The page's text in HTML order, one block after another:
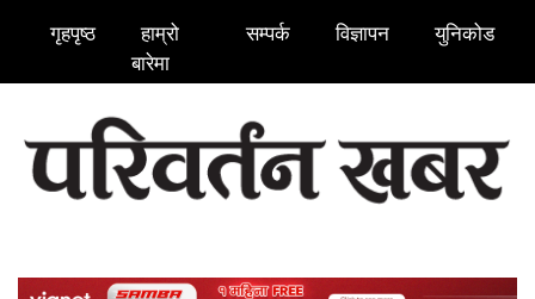
गृहपृष्ठ
हाम्रो
बारेमा
सम्पर्क विज्ञापन युनिकोड